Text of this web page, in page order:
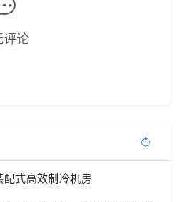
评论
式高效制冷机房